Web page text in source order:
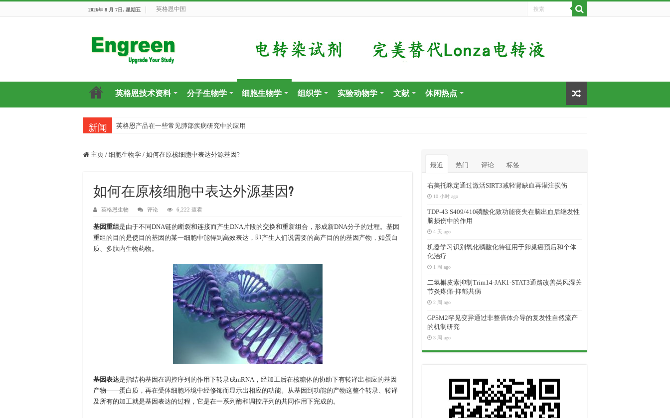
2026年 8 月 7日, 星期五 英格恩中国
英格恩技术资料 分子生物学 细胞生物学 组织学 实验动物学 文献 休闲热点
新闻 英格恩产品在一些常见肺部疾病研究中的应用
主页 / 细胞生物学 / 如何在原核细胞中表达外源基因?
如何在原核细胞中表达外源基因?
英格恩生物 评论 6,222 查看
基因重组是由于不同DNA链的断裂和连接而产生DNA片段的交换和重新组合，形成新DNA分子的过程。基因
重组的目的是使目的基因的某一细胞中能得到高效表达，即产生人们说需要的高产目的的基因产物，如蛋白
质、多肽内生物药物。
基因表达是指结构基因在调控序列的作用下转录成mRNA，经加工后在核糖体的协助下有转译出相应的基因
产物——蛋白质，再在受体细胞环境中经修饰而显示出相应的功能。从基因到功能的产物这整个转录、转译
及所有的加工就是基因表达的过程，它是在一系列酶和调控序列的共同作用下完成的。
最近 热门 评论 标签
右美托咪定通过激活SIRT3减轻肾缺血再灌注损伤
10 小时 ago
TDP-43 S409/410磷酸化致功能丧失在脑出血后继发性
脑损伤中的作用
4 天 ago
机器学习识别氧化磷酸化特征用于卵巢癌预后和个体
化治疗
1 周 ago
二氢槲皮素抑制Trim14-JAK1-STAT3通路改善类风湿关
节炎疼痛-抑郁共病
2 周 ago
GPSM2罕见变异通过非整倍体介导的复发性自然流产
的机制研究
3 周 ago